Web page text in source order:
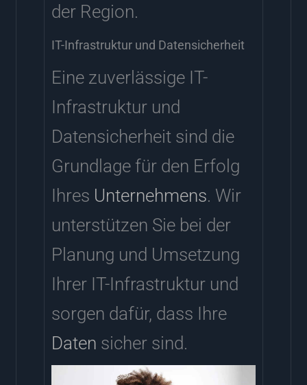
der Region.
IT-Infrastruktur und Datensicherheit
Eine zuverlässige IT-
Infrastruktur und
Datensicherheit sind die
Grundlage für den Erfolg
Ihres Unternehmens. Wir
unterstützen Sie bei der
Planung und Umsetzung
Ihrer IT-Infrastruktur und
sorgen dafür, dass Ihre
Daten sicher sind.